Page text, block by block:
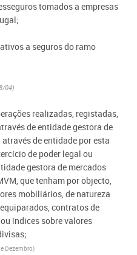
tomados a empresas
a seguros do ramo
04)
realizadas, registadas,
de entidade gestora de
de entidade por esta
de poder legal ou
gestora de mercados
que tenham por objecto,
mobiliários, de natureza
contratos de
índices sobre valores
Dezembro)